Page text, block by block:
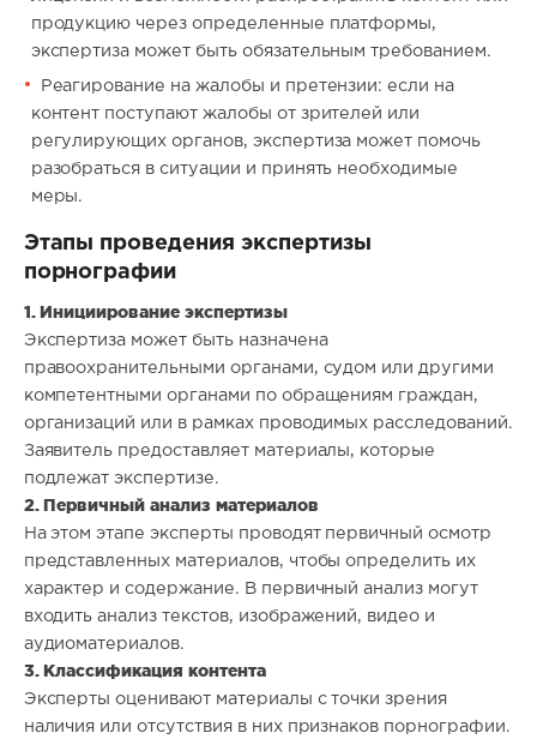
продукцию через определенные платформы,
экспертиза может быть обязательным требованием.
Реагирование на жалобы и претензии: если на
контент поступают жалобы от зрителей или
регулирующих органов, экспертиза может помочь
разобраться в ситуации и принять необходимые
меры.
Этапы проведения экспертизы
порнографии
1. Инициирование экспертизы
Экспертиза может быть назначена
правоохранительными органами, судом или другими
компетентными органами по обращениям граждан,
организаций или в рамках проводимых расследований.
Заявитель предоставляет материалы, которые
подлежат экспертизе.
2. Первичный анализ материалов
На этом этапе эксперты проводят первичный осмотр
представленных материалов, чтобы определить их
характер и содержание. В первичный анализ могут
входить анализ текстов, изображений, видео и
аудиоматериалов.
3. Классификация контента
Эксперты оценивают материалы с точки зрения
наличия или отсутствия в них признаков порнографии.